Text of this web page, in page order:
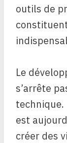
outils de
Le
s’arrête
est
créer des